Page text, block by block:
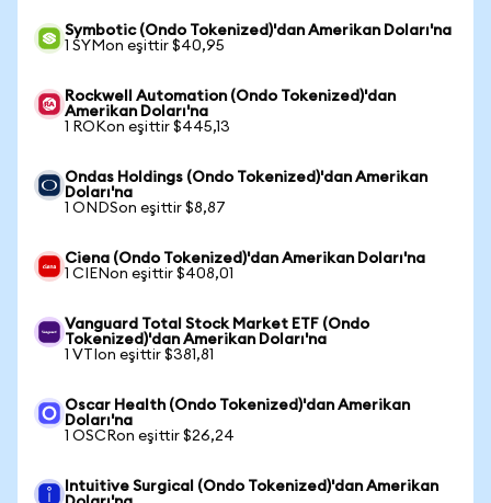
Symbotic (Ondo Tokenized)'dan Amerikan Doları'na
1 SYMon eşittir $40,95
Rockwell Automation (Ondo Tokenized)'dan
Amerikan Doları'na
1 ROKon eşittir $445,13
Ondas Holdings (Ondo Tokenized)'dan Amerikan
Doları'na
1 ONDSon eşittir $8,87
Ciena (Ondo Tokenized)'dan Amerikan Doları'na
1 CIENon eşittir $408,01
Vanguard Total Stock Market ETF (Ondo
Tokenized)'dan Amerikan Doları'na
1 VTIon eşittir $381,81
Oscar Health (Ondo Tokenized)'dan Amerikan
Doları'na
1 OSCRon eşittir $26,24
Intuitive Surgical (Ondo Tokenized)'dan Amerikan